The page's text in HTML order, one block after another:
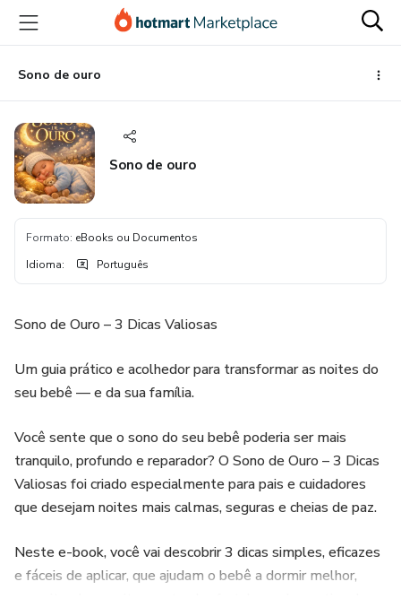
para
conteúdo
principal
para
pagamento
para
rodapéSono de ouro
Sono de ouro
Formato: eBooks ou Documentos
Idioma: Português
Sono de Ouro – 3 Dicas Valiosas
Um guia prático e acolhedor para transformar as noites do
seu bebê — e da sua família.
Você sente que o sono do seu bebê poderia ser mais
tranquilo, profundo e reparador? O Sono de Ouro – 3 Dicas
Valiosas foi criado especialmente para pais e cuidadores
que desejam noites mais calmas, seguras e cheias de paz.
Neste e-book, você vai descobrir 3 dicas simples, eficazes
e fáceis de aplicar, que ajudam o bebê a dormir melhor,